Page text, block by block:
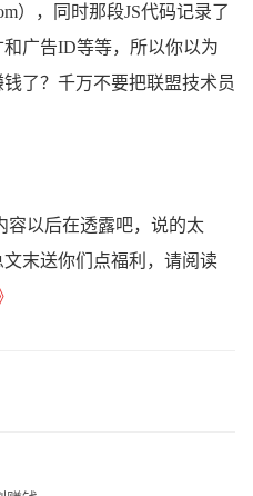
），同时那段JS代码记录了
广告ID等等，所以你以为
了？千万不要把联盟技术员
以后在透露吧，说的太
末送你们点福利，请阅读